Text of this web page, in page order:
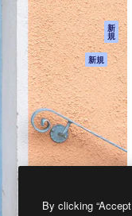
ツ
Claude/ChatGPT
向けMCP
新
規
エージェント 新規
API
モバイルアプリ
すべてのMagnificツ
ール
無断複写・転載を禁じます
By clicking